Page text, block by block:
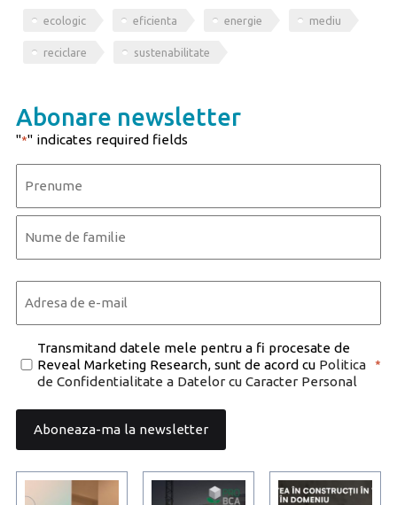
ecologic eficienta energie mediu
reciclare sustenabilitate
Abonare newsletter
"*" indicates required fields
First
Consent
*
Transmitand datele mele pentru a fi procesate de
Reveal Marketing Research, sunt de acord cu Politica
de Confidentialitate a Datelor cu Caracter Personal
*